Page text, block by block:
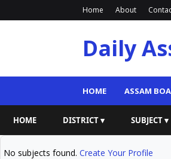
Home About
Daily
HOME ASSAM
HOME DISTRICT ▾ SUBJECT ▾
No subjects found. Create Your Profile